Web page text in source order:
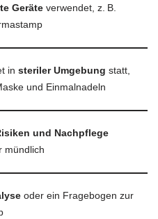
Geräte verwendet, z. B.
in steriler Umgebung statt,
und Einmalnadeln
und Nachpflege
mündlich
oder ein Fragebogen zur